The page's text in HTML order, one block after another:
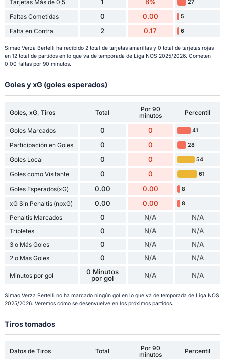
Tarjetas Más de 0,5 27
Faltas Cometidas 0 0.00 5
Falta en Contra 2 0.17 6
Simao Verza Bertelli ha recibido 2 total de tarjetas amarillas y 0 total de tarjetas rojas
en 12 total de partidos en lo que va de temporada de Liga NOS 2025/2026. Cometen
0.00 faltas por 90 minutos.
Goles y xG (goles esperados)
Goles, xG, Tiros Total
Por 90
minutos
Percentil
Goles Marcados 0 0 41
Participación en Goles 0 0 28
Goles Local 0 0 54
Goles como Visitante 0 0 61
Goles Esperados(xG) 0.00 0.00 8
xG Sin Penaltis (npxG) 0.00 0.00 8
Penaltis Marcados 0 N/A N/A
Tripletes 0 N/A N/A
3 o Más Goles 0 N/A N/A
2 o Más Goles 0 N/A N/A
Minutos por gol
0 Minutos
por gol
N/A N/A
Simao Verza Bertelli no ha marcado ningún gol en lo que va de temporada de Liga NOS
2025/2026. Veremos cómo se desenvuelve en los próximos partidos.
Tiros tomados
Datos de Tiros Total
Por 90
minutos
Percentil